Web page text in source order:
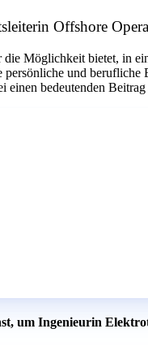
Offshore
Möglichkeit bietet, in
und
einen bedeutenden
um Ingenieurin